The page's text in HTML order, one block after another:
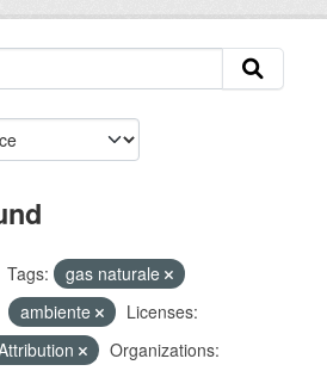
Tags:
gas naturale
ambiente
Licenses:
Organizations: